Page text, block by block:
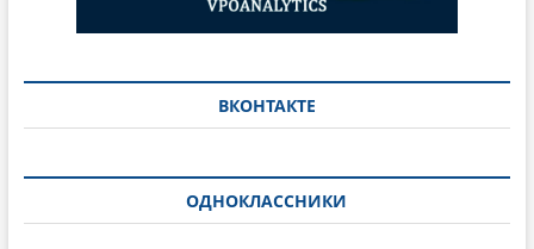
ВКОНТАКТЕ
ОДНОКЛАССНИКИ